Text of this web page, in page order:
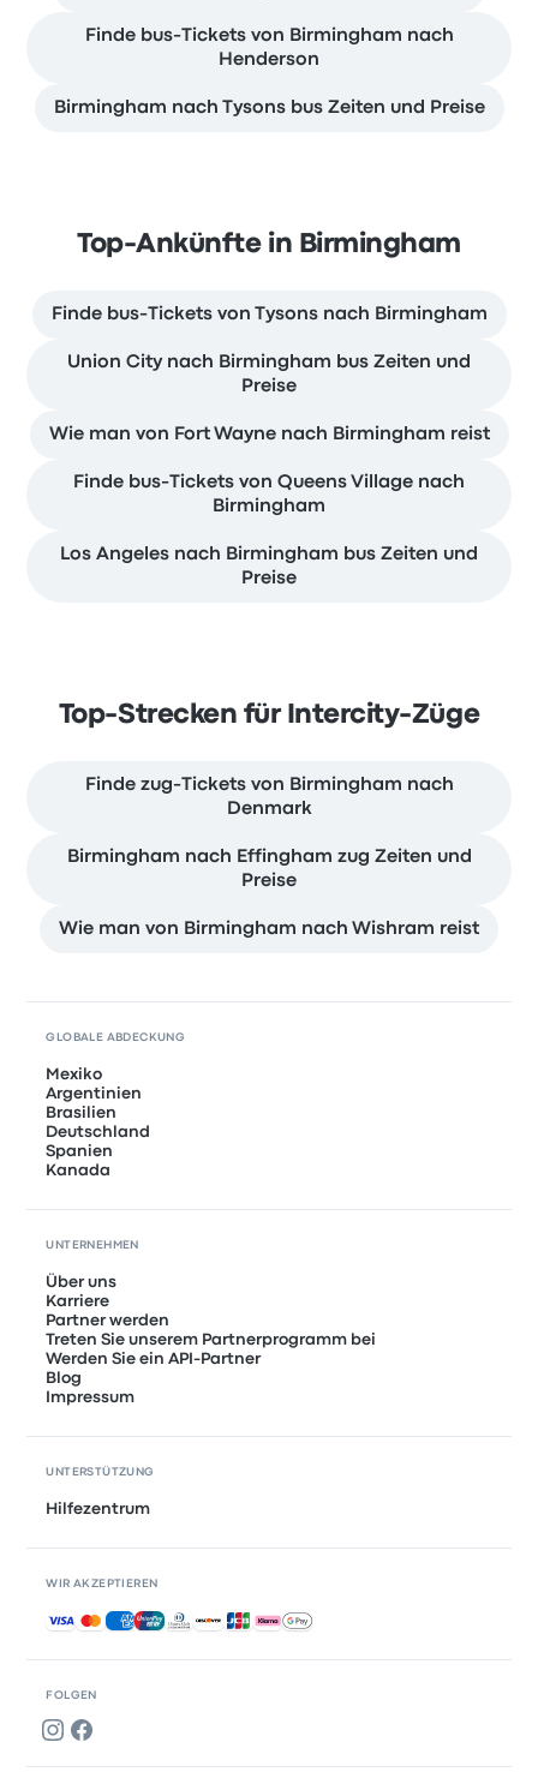
Finde bus-Tickets von Birmingham nach
Henderson
Birmingham nach Tysons bus Zeiten und Preise
Top-Ankünfte in Birmingham
Finde bus-Tickets von Tysons nach Birmingham
Union City nach Birmingham bus Zeiten und
Preise
Wie man von Fort Wayne nach Birmingham reist
Finde bus-Tickets von Queens Village nach
Birmingham
Los Angeles nach Birmingham bus Zeiten und
Preise
Top-Strecken für Intercity-Züge
Finde zug-Tickets von Birmingham nach
Denmark
Birmingham nach Effingham zug Zeiten und
Preise
Wie man von Birmingham nach Wishram reist
FOLGEN
GLOBALE ABDECKUNG
Mexiko
Argentinien
Brasilien
Deutschland
Spanien
Kanada
UNTERNEHMEN
Über uns
Karriere
Partner werden
Treten Sie unserem Partnerprogramm bei
Werden Sie ein API-Partner
Blog
Impressum
UNTERSTÜTZUNG
Hilfezentrum
WIR AKZEPTIEREN
Akzeptierte Zahlungsmethoden